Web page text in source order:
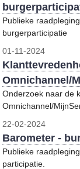
Publieke
burgerparticipatie
01-11-2024
Omnichannel/
Onderzoek naar de
Omnichannel/
22-02-2024
Barometer -
Publieke
participatie.